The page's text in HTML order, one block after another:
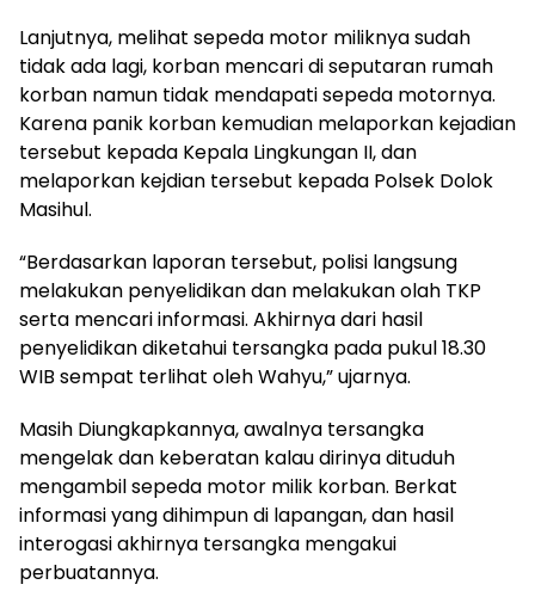
Lanjutnya, melihat sepeda motor miliknya sudah
tidak ada lagi, korban mencari di seputaran rumah
korban namun tidak mendapati sepeda motornya.
Karena panik korban kemudian melaporkan kejadian
tersebut kepada Kepala Lingkungan II, dan
melaporkan kejdian tersebut kepada Polsek Dolok
Masihul.
“Berdasarkan laporan tersebut, polisi langsung
melakukan penyelidikan dan melakukan olah TKP
serta mencari informasi. Akhirnya dari hasil
penyelidikan diketahui tersangka pada pukul 18.30
WIB sempat terlihat oleh Wahyu,” ujarnya.
Masih Diungkapkannya, awalnya tersangka
mengelak dan keberatan kalau dirinya dituduh
mengambil sepeda motor milik korban. Berkat
informasi yang dihimpun di lapangan, dan hasil
interogasi akhirnya tersangka mengakui
perbuatannya.